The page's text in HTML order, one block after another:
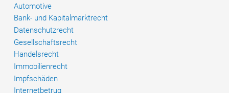
LKW
an
einer
italienischen
Raststätte;
Wirksamkeit
einer
Automotive
Bank- und Kapitalmarktrecht
Datenschutzrecht
Gesellschaftsrecht
Handelsrecht
Immobilienrecht
Impfschäden
Internetbetrug